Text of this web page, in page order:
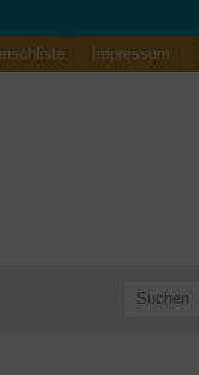
Impressum
Suche